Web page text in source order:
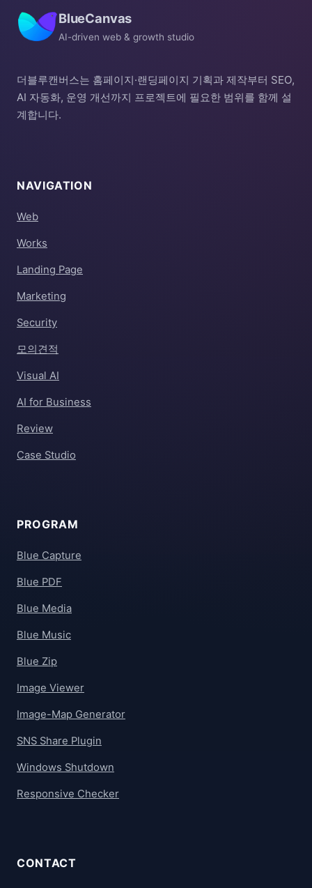
BlueCanvas
AI-driven web & growth studio
더블루캔버스는 홈페이지·랜딩페이지 기획과 제작부터 SEO,
AI 자동화, 운영 개선까지 프로젝트에 필요한 범위를 함께 설
계합니다.
NAVIGATION
Web
Works
Landing Page
Marketing
Security
모의견적
Visual AI
AI for Business
Review
Case Studio
PROGRAM
Blue Capture
Blue PDF
Blue Media
Blue Music
Blue Zip
Image Viewer
Image-Map Generator
SNS Share Plugin
Windows Shutdown
Responsive Checker
CONTACT